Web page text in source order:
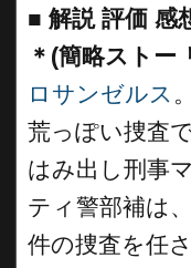
■ 解説 評価 感
＊(簡略ストー
ロサンゼルス 。
荒っぽい捜査
はみ出し刑事
ティ警部補は
件の捜査を任さ